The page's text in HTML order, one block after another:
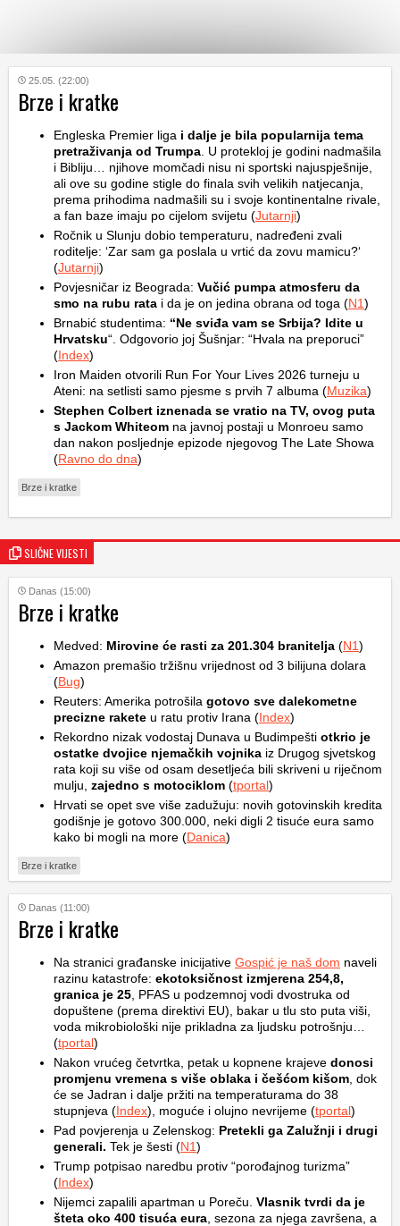
KATEGORIJE
HRVATSKI
WEB
25.05. (22:00)
Brze i kratke
Engleska Premier liga i dalje je bila popularnija tema
pretraživanja od Trumpa . U protekloj je godini nadmašila
i Bibliju… njihove momčadi nisu ni sportski najuspješnije,
ali ove su godine stigle do finala svih velikih natjecanja,
prema prihodima nadmašili su i svoje kontinentalne rivale,
a fan baze imaju po cijelom svijetu (Jutarnji)
Ročnik u Slunju dobio temperaturu, nadređeni zvali
roditelje: ‘Zar sam ga poslala u vrtić da zovu mamicu?‘
(Jutarnji)
Povjesničar iz Beograda: Vučić pumpa atmosferu da
smo na rubu rata i da je on jedina obrana od toga (N1)
Brnabić studentima: “Ne sviđa vam se Srbija? Idite u
Hrvatsku“. Odgovorio joj Šušnjar: “Hvala na preporuci”
(Index)
Iron Maiden otvorili Run For Your Lives 2026 turneju u
Ateni: na setlisti samo pjesme s prvih 7 albuma (Muzika)
Stephen Colbert iznenada se vratio na TV, ovog puta
s Jackom Whiteom na javnoj postaji u Monroeu samo
dan nakon posljednje epizode njegovog The Late Showa
(Ravno do dna)
Brze i kratke
SLIČNE VIJESTI
Danas (15:00)
Brze i kratke
Medved: Mirovine će rasti za 201.304 branitelja (N1)
Amazon premašio tržišnu vrijednost od 3 bilijuna dolara
(Bug)
Reuters: Amerika potrošila gotovo sve dalekometne
precizne rakete u ratu protiv Irana (Index)
Rekordno nizak vodostaj Dunava u Budimpešti otkrio je
ostatke dvojice njemačkih vojnika iz Drugog sjvetskog
rata koji su više od osam desetljeća bili skriveni u riječnom
mulju, zajedno s motociklom (tportal)
Hrvati se opet sve više zadužuju: novih gotovinskih kredita
godišnje je gotovo 300.000, neki digli 2 tisuće eura samo
kako bi mogli na more (Danica)
Brze i kratke
Danas (11:00)
Brze i kratke
Na stranici građanske inicijative Gospić je naš dom naveli
razinu katastrofe: ekotoksičnost izmjerena 254,8,
granica je 25 , PFAS u podzemnoj vodi dvostruka od
dopuštene (prema direktivi EU), bakar u tlu sto puta viši,
voda mikrobiološki nije prikladna za ljudsku potrošnju…
(tportal)
Nakon vrućeg četvrtka, petak u kopnene krajeve donosi
promjenu vremena s više oblaka i češćom kišom , dok
će se Jadran i dalje pržiti na temperaturama do 38
stupnjeva (Index), moguće i olujno nevrijeme (tportal)
Pad povjerenja u Zelenskog: Pretekli ga Zalužnji i drugi
generali. Tek je šesti (N1)
Trump potpisao naredbu protiv “porođajnog turizma”
(Index)
Nijemci zapalili apartman u Poreču. Vlasnik tvrdi da je
šteta oko 400 tisuća eura , sezona za njega završena, a